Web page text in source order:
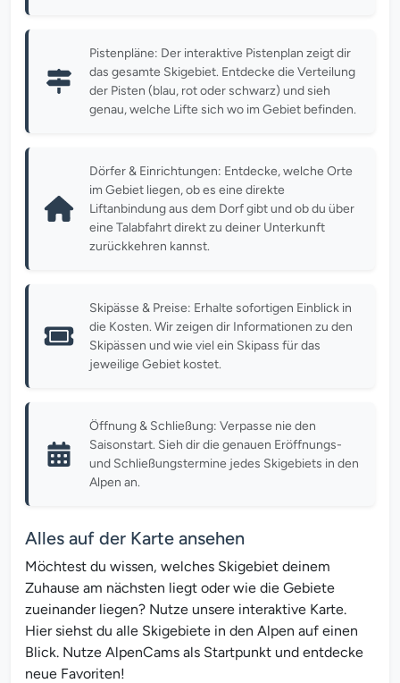
Pistenpläne: Der interaktive Pistenplan zeigt dir
das gesamte Skigebiet. Entdecke die Verteilung
der Pisten (blau, rot oder schwarz) und sieh
genau, welche Lifte sich wo im Gebiet befinden.
Dörfer & Einrichtungen: Entdecke, welche Orte
im Gebiet liegen, ob es eine direkte
Liftanbindung aus dem Dorf gibt und ob du über
eine Talabfahrt direkt zu deiner Unterkunft
zurückkehren kannst.
Skipässe & Preise: Erhalte sofortigen Einblick in
die Kosten. Wir zeigen dir Informationen zu den
Skipässen und wie viel ein Skipass für das
jeweilige Gebiet kostet.
Öffnung & Schließung: Verpasse nie den
Saisonstart. Sieh dir die genauen Eröffnungs-
und Schließungstermine jedes Skigebiets in den
Alpen an.
Alles auf der Karte ansehen
Möchtest du wissen, welches Skigebiet deinem
Zuhause am nächsten liegt oder wie die Gebiete
zueinander liegen? Nutze unsere interaktive Karte.
Hier siehst du alle Skigebiete in den Alpen auf einen
Blick. Nutze AlpenCams als Startpunkt und entdecke
neue Favoriten!